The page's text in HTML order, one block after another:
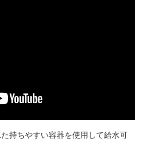
持ちやすい容器を使用して給水可